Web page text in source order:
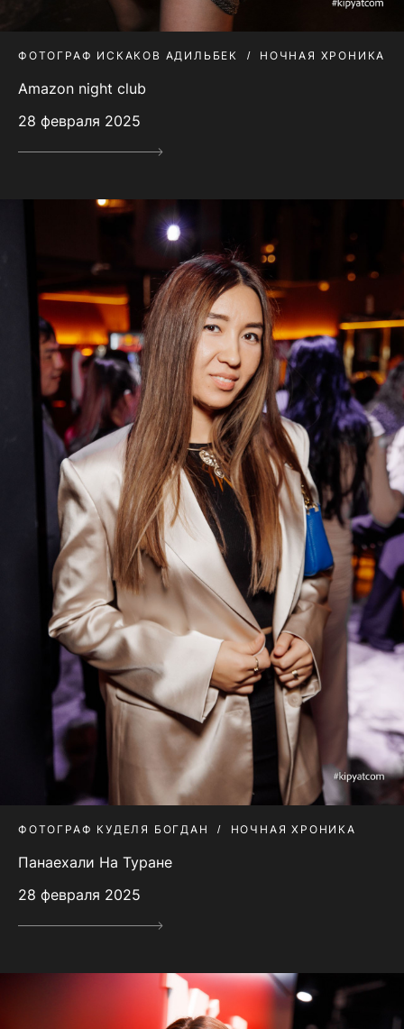
ФОТОГРАФ ИСКАКОВ АДИЛЬБЕК НОЧНАЯ ХРОНИКА
Amazon night club
28 февраля 2025
ФОТОГРАФ КУДЕЛЯ БОГДАН НОЧНАЯ ХРОНИКА
Панаехали На Туране
28 февраля 2025